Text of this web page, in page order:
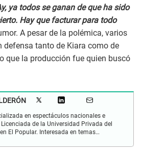
ya todos se ganan de que ha sido
Hay que facturar para todo
A pesar de la polémica, varios
defensa tanto de Kiara como de
que la producción fue quien buscó
en espectáculos nacionales e
de la Universidad Privada del
El Popular. Interesada en temas